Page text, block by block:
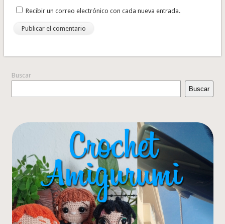
Recibir un correo electrónico con cada nueva entrada.
Buscar
Buscar